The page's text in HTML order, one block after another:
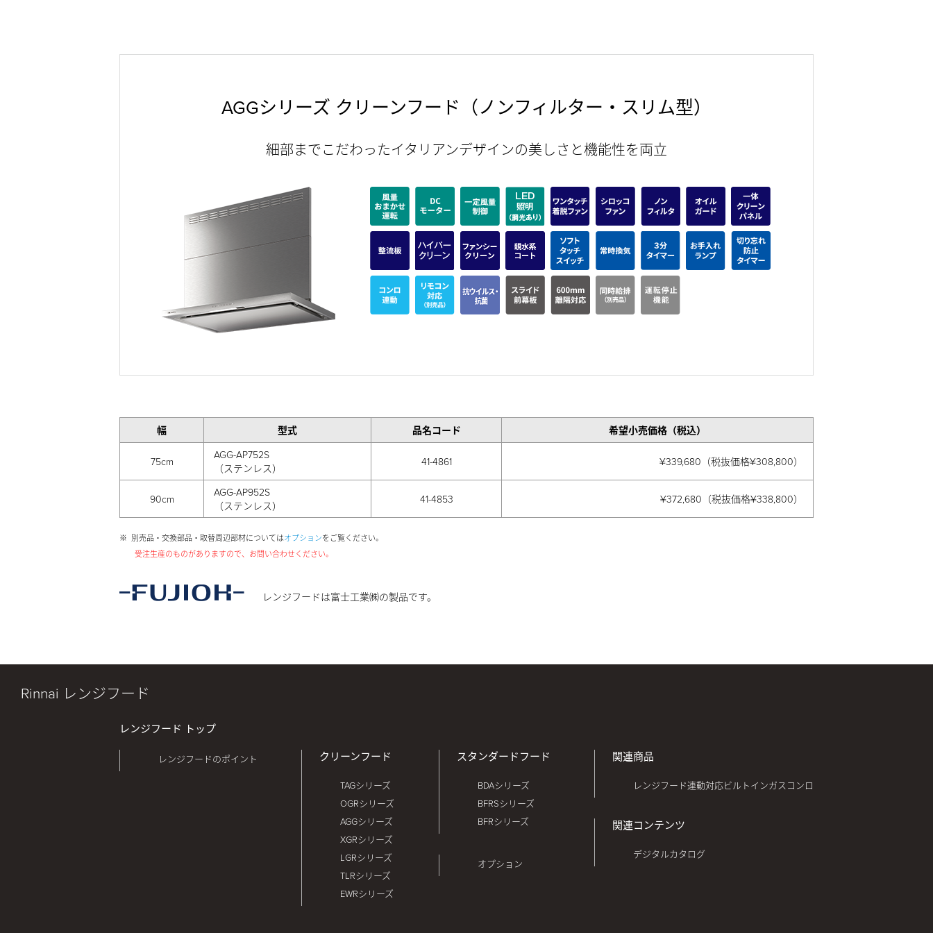
AGGシリーズ クリーンフード （ノンフィルター・スリム型）
細部までこだわったイタリアンデザインの美しさと機能性を両立
幅 型式 品名コード 希望小売価格（税込）
75cm
AGG-AP752S
（ステンレス）
41-4861 ¥339,680（税抜価格¥308,800）
90cm
AGG-AP952S
（ステンレス）
41-4853 ¥372,680（税抜価格¥338,800）
※ 別売品・交換部品・取替周辺部材についてはオプションをご覧ください。
受注生産のものがありますので、お問い合わせください。
レンジフードは富士工業㈱の製品です。
Rinnai レンジフード
レンジフード トップ
レンジフードのポイント クリーンフード
TAGシリーズ
OGRシリーズ
AGGシリーズ
XGRシリーズ
LGRシリーズ
TLRシリーズ
EWRシリーズ
スタンダードフード
BDAシリーズ
BFRSシリーズ
BFRシリーズ
オプション
関連商品
レンジフード連動対応ビルトインガスコンロ
関連コンテンツ
デジタルカタログ